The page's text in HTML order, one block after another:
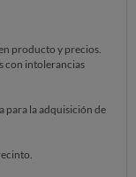
producto y precios.
con intolerancias
para la adquisición de